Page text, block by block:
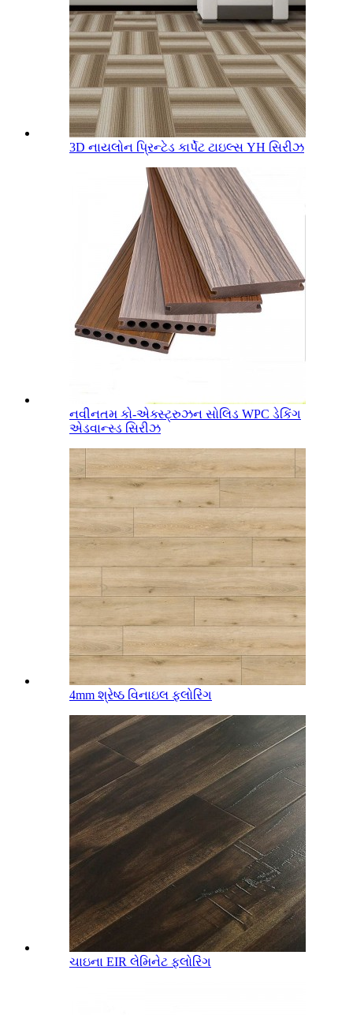
3D નાયલોન પ્રિન્ટેડ કાર્પેટ ટાઇલ્સ YH સિરીઝ
નવીનતમ કો-એક્સ્ટ્રુઝન સોલિડ WPC ડેકિંગ
એડવાન્સ્ડ સિરીઝ
4mm શ્રેષ્ઠ વિનાઇલ ફ્લોરિંગ
ચાઇના EIR લેમિનેટ ફ્લોરિંગ